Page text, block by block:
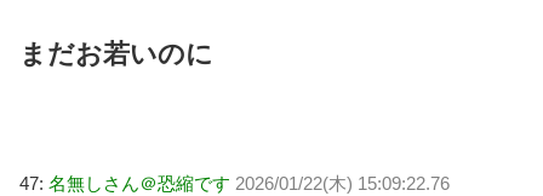
まだお若いのに
47: 名無しさん＠恐縮です 2026/01/22(木) 15:09:22.76